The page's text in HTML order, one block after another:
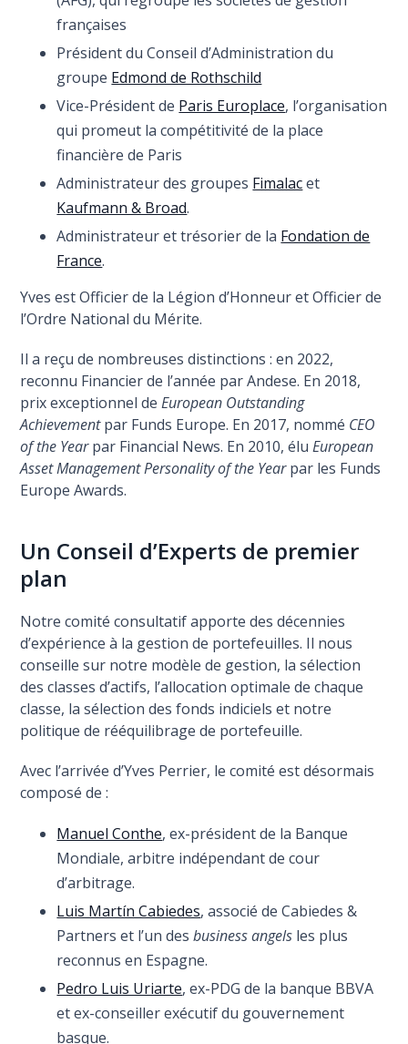
françaises
Président du Conseil d’Administration du
groupe Edmond de Rothschild
Vice-Président de Paris Europlace, l’organisation
qui promeut la compétitivité de la place
financière de Paris
Administrateur des groupes Fimalacet
Kaufmann & Broad.
Administrateur et trésorier de la Fondation de
France.
Yves est Officier de la Légion d’Honneur et Officier de
l’Ordre National du Mérite.
Il a reçu de nombreuses distinctions : en 2022,
reconnu Financier de l’année par Andese. En 2018,
prix exceptionnel deEuropean Outstanding
Achievementpar Funds Europe. En 2017, nommé CEO
of the Yearpar Financial News. En 2010, éluEuropean
Asset Management Personality of the Yearpar les Funds
Europe Awards.
Un Conseil d’Experts de premier
plan
Notre comité consultatif apporte des décennies
d’expérience à la gestion de portefeuilles. Il nous
conseille sur notre modèle de gestion, la sélection
des classes d’actifs, l’allocation optimale de chaque
classe, la sélection des fonds indiciels et notre
politique de rééquilibrage de portefeuille.
Avec l’arrivée d’Yves Perrier, le comité est désormais
composé de :
Manuel Conthe, ex-président de la Banque
Mondiale, arbitre indépendant de cour
d’arbitrage.
Luis Martín Cabiedes, associé de Cabiedes &
Partners et l’un desbusiness angels les plus
reconnus en Espagne.
Pedro Luis Uriarte, ex-PDG de la banque BBVA
et ex-conseiller exécutif du gouvernement
basque.